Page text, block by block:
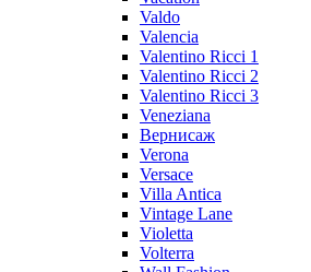
Valdo
Valencia
Valentino Ricci 1
Valentino Ricci 2
Valentino Ricci 3
Veneziana
Вернисаж
Verona
Versace
Villa Antica
Vintage Lane
Violetta
Volterra